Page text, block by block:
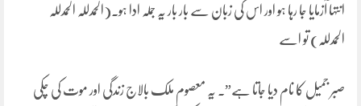
انتہا آزمایا جا رہا ہو اور اس کی زبان سے بار بار یہ جملہ ادا ہو۔(الحمدللہ الحمدللہ
الحمدللہ) تو اسے
صبر جمیل کا نام دیا جاتا ہے”. یہ معصوم ملک بالاج زندگی اور موت کی چکی